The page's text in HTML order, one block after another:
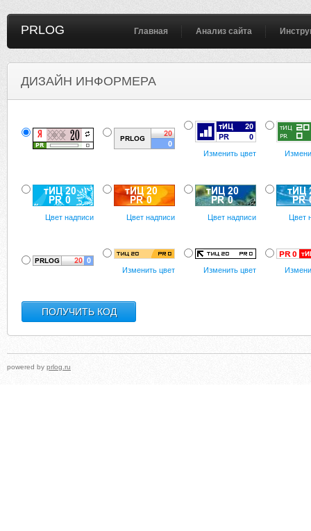
PRLOG Главная Анализ сайта
ДИЗАЙН ИНФОРМЕРА
Изменить цвет
Цвет надписи Цвет надписи Цвет надписи Цвет
Изменить цвет Изменить цвет
powered by prlog.ru